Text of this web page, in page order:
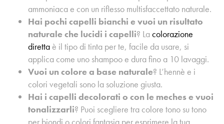
ammoniaca e con un riflesso multisfaccettato naturale.
Hai pochi capelli bianchi e vuoi un risultato
naturale che lucidi i capelli? Lacolorazione
diretta è il tipo di tinta per te, facile da usare, si
applica come uno shampoo e dura fino a 10 lavaggi.
Vuoi un colore a base naturale? L’hennè e i
colori vegetali sono la soluzione giusta.
Hai i capelli decolorati o con le meches e vuoi
tonalizzarli? Puoi scegliere tra colore tono su tono